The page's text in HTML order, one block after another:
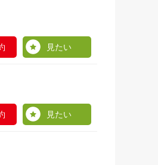
見たい
見たい